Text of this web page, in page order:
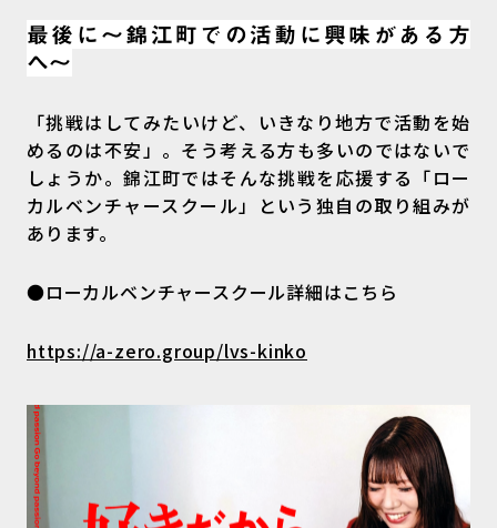
最後に〜錦江町での活動に興味がある方
へ〜
「挑戦はしてみたいけど、いきなり地方で活動を始
めるのは不安」。そう考える方も多いのではないで
しょうか。錦江町ではそんな挑戦を応援する「ロー
カルベンチャースクール」という独自の取り組みが
あります。
●ローカルベンチャースクール詳細はこちら
https://a-zero.group/lvs-kinko